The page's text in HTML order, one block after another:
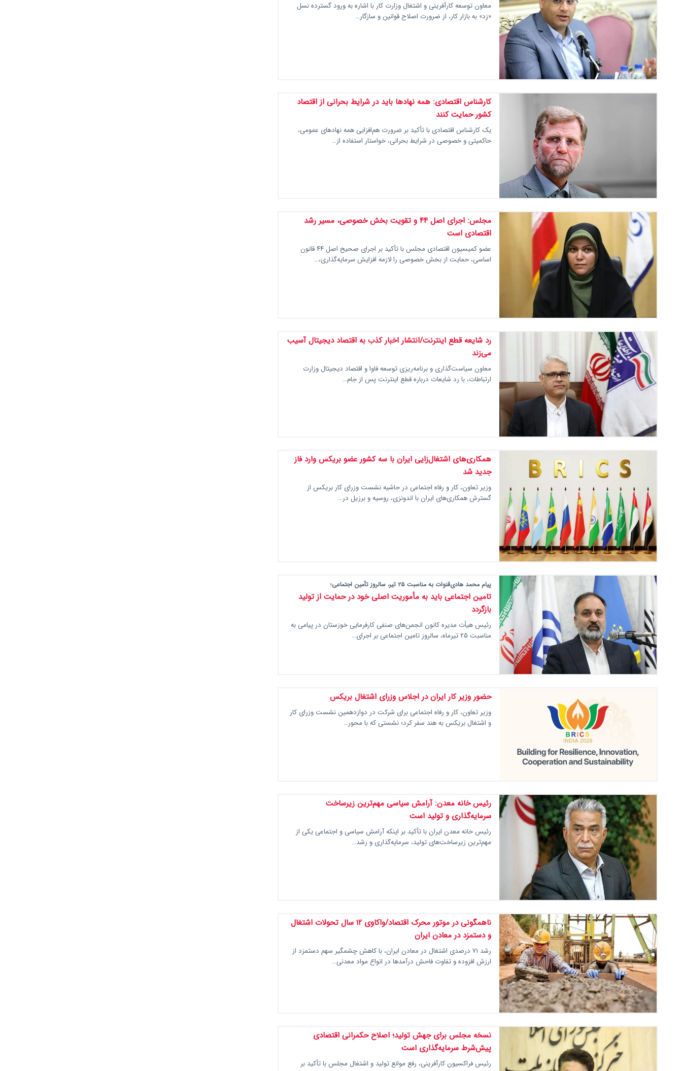
معاون توسعه کارآفرینی و اشتغال وزارت کار با اشاره به ورود گسترده نسل
«زد» به بازار کار، از ضرورت اصلاح قوانین و سازگار…
کارشناس اقتصادی: همه نهادها باید در شرایط بحرانی از اقتصاد
کشور حمایت کنند
یک کارشناس اقتصادی با تأکید بر ضرورت هم‌افزایی همه نهادهای عمومی،
حاکمیتی و خصوصی در شرایط بحرانی، خواستار استفاده از…
مجلس: اجرای اصل ۴۴ و تقویت بخش خصوصی، مسیر رشد
اقتصادی است
عضو کمیسیون اقتصادی مجلس با تأکید بر اجرای صحیح اصل ۴۴ قانون
اساسی، حمایت از بخش خصوصی را لازمه افزایش سرمایه‌گذاری،…
رد شایعه قطع اینترنت/انتشار اخبار کذب به اقتصاد دیجیتال آسیب
می‌زند
معاون سیاست‌گذاری و برنامه‌ریزی توسعه فاوا و اقتصاد دیجیتال وزارت
ارتباطات، با رد شایعات درباره قطع اینترنت پس از جام…
همکاری‌های اشتغال‌زایی ایران با سه کشور عضو بریکس وارد فاز
جدید شد
وزیر تعاون، کار و رفاه اجتماعی در حاشیه نشست وزرای کار بریکس از
گسترش همکاری‌های ایران با اندونزی، روسیه و برزیل در…
پیام محمد هادی‌قنوات به مناسبت ۲۵ تیر، سالروز تأمین اجتماعی؛
تامین اجتماعی باید به مأموریت اصلی خود در حمایت از تولید
بازگردد
رئیس هیأت مدیره کانون انجمن‌های صنفی کارفرمایی خوزستان در پیامی به
مناسبت ۲۵ تیرماه، سالروز تامین اجتماعی بر اجرای…
حضور وزیر کار ایران در اجلاس وزرای اشتغال بریکس
وزیر تعاون، کار و رفاه اجتماعی برای شرکت در دوازدهمین نشست وزرای کار
و اشتغال بریکس به هند سفر کرد؛ نشستی که با محور…
رئیس خانه معدن: آرامش سیاسی مهم‌ترین زیرساخت
سرمایه‌گذاری و تولید است
رئیس خانه معدن ایران با تأکید بر اینکه آرامش سیاسی و اجتماعی یکی از
مهم‌ترین زیرساخت‌های تولید، سرمایه‌گذاری و رشد…
ناهمگونی در موتور محرک اقتصاد/واکاوی ۱۲ سال تحولات اشتغال
و دستمزد در معادن ایران
رشد ۷۱ درصدی اشتغال در معادن ایران، با کاهش چشمگیر سهم دستمزد از
ارزش افزوده و تفاوت فاحش درآمدها در انواع مواد معدنی…
نسخه مجلس برای جهش تولید؛ اصلاح حکمرانی اقتصادی
پیش‌شرط سرمایه‌گذاری است
رئیس فراکسیون کارآفرینی، رفع موانع تولید و اشتغال مجلس با تأکید بر